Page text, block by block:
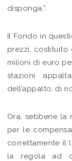
disponga.”.
Il Fondo in
prezzi, costituito
milioni di euro
stazioni
dell’appalto, di
Ora, sebbene la
per le
correttamente il
la regola ad